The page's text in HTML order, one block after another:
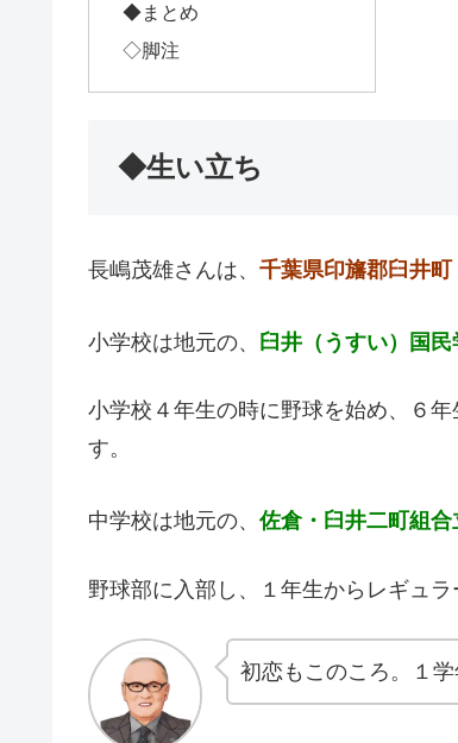
◆まとめ
◇脚注
◆生い立ち
長嶋茂雄さんは、 千葉県印旛郡臼井町
小学校は地元の、 臼井（うすい）国民
小学校４年生の時に野球を始め、６
す。
中学校は地元の、佐倉・臼井二町組合
野球部に入部し、１年生からレギュラ
初恋もこのころ。１